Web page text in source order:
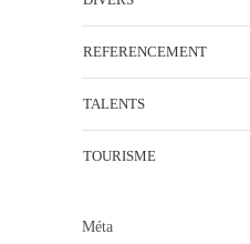
REFERENCEMENT
TALENTS
TOURISME
Méta